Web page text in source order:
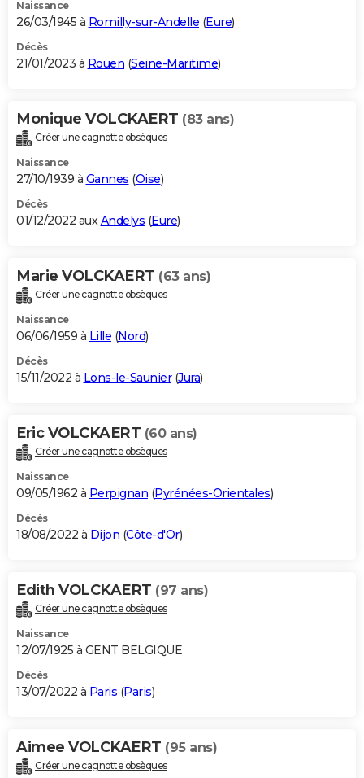
Naissance
26/03/1945 à Romilly-sur-Andelle (Eure)
Décès
21/01/2023 à Rouen (Seine-Maritime)
Monique VOLCKAERT (83 ans)
Créer une cagnotte obsèques
Naissance
27/10/1939 à Gannes (Oise)
Décès
01/12/2022 auxAndelys (Eure)
Marie VOLCKAERT (63 ans)
Créer une cagnotte obsèques
Naissance
06/06/1959 à Lille (Nord)
Décès
15/11/2022 à Lons-le-Saunier(Jura)
Eric VOLCKAERT (60 ans)
Créer une cagnotte obsèques
Naissance
09/05/1962 à Perpignan (Pyrénées-Orientales)
Décès
18/08/2022 à Dijon (Côte-d'Or)
Edith VOLCKAERT (97 ans)
Créer une cagnotte obsèques
Naissance
12/07/1925 à GENT BELGIQUE
Décès
13/07/2022 à Paris (Paris)
Aimee VOLCKAERT (95 ans)
Créer une cagnotte obsèques